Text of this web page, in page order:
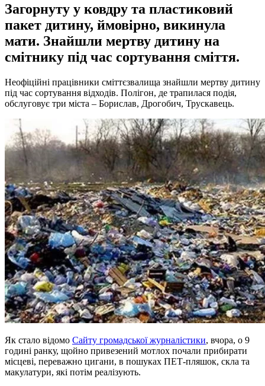
Загорнуту у ковдру та пластиковий
пакет дитину, ймовірно, викинула
мати. Знайшли мертву дитину на
смітнику під час сортування сміття.
Неофіційні працівники сміттєзвалища знайшли мертву дитину
під час сортування відходів. Полігон, де трапилася подія,
обслуговує три міста – Борислав, Дрогобич, Трускавець.
Як стало відомо Сайту громадської журналістики, вчора, о 9
годині ранку, щойно привезений мотлох почали прибирати
місцеві, переважно цигани, в пошуках ПЕТ-пляшок, скла та
макулатури, які потім реалізують.